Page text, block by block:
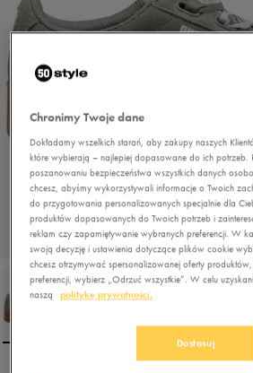
Chronimy Twoje dane
Dokładamy wszelkich starań, aby zakupy naszych
które wybierają – najlepiej dopasowane do ich potrzeb.
poszanowaniu bezpieczeństwa wszystkich danych
chcesz, abyśmy wykorzystywali informacje o Twoich
do przygotowania personalizowanych specjalnie dla
produktów dopasowanych do Twoich potrzeb i
reklam czy zapamiętywanie wybranych preferencji. W
swoją decyzję i ustawienia dotyczące plików cookie
chcesz otrzymywać spersonalizowanej oferty
preferencji, wybierz „Odrzuć wszystkie”. W celu
naszą
politykę prywatności.
Dostosuj